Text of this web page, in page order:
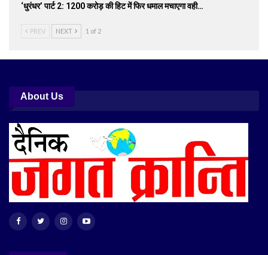
‘धुरंधर’ पार्ट 2: 1200 करोड़ की हिट में फिर धमाल मचाएगा वही…
PREV NEXT 1 of 2
About Us